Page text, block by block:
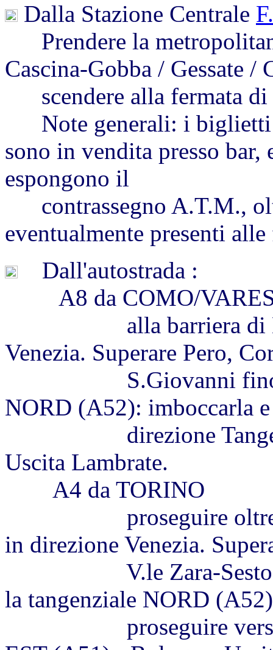
Dalla Stazione Centrale
Prendere la
Cascina-Gobba / Gessate /
scendere alla fermata di
Note generali: i biglietti
sono in vendita presso bar,
espongono il
contrassegno A.T.M.,
eventualmente presenti alle
Dall'autostrada :
A8 da COMO/
alla barriera di
Venezia. Superare Pero,
S.Giovanni fino al
NORD (A52): imboccarla
direzione
Uscita Lambrate.
A4 da TORINO
proseguire oltre la
in direzione Venezia.
V.le Zara-Sesto
la tangenziale NORD
proseguire verso